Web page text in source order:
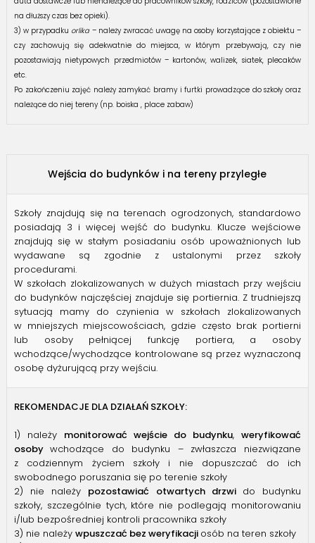
na dłuższy czas bez opieki).
3) w przypadku orlika – należy zwracać uwagę na osoby korzystające z obiektu –
czy zachowują się adekwatnie do miejsca, w którym przebywają, czy nie
pozostawiają nietypowych przedmiotów – kartonów, walizek, siatek, plecaków
etc.
Po zakończeniu zajęć należy zamykać bramy i furtki prowadzące do szkoły oraz
należące do niej tereny (np. boiska , place zabaw)
Wejścia do budynków i na tereny przyległe
Szkoły znajdują się na terenach ogrodzonych, standardowo
posiadają 3 i więcej wejść do budynku. Klucze wejściowe
znajdują się w stałym posiadaniu osób upoważnionych lub
wydawane są zgodnie z ustalonymi przez szkoły
procedurami.
W szkołach zlokalizowanych w dużych miastach przy wejściu
do budynków najczęściej znajduje się portiernia. Z trudniejszą
sytuacją mamy do czynienia w szkołach zlokalizowanych
w mniejszych miejscowościach, gdzie często brak portierni
lub osoby pełniącej funkcję portiera, a osoby
wchodzące/wychodzące kontrolowane są przez wyznaczoną
osobę dyżurującą przy wejściu.
REKOMENDACJE DLA DZIAŁAŃ SZKOŁY:
1) należy monitorować wejście do budynku, weryfikować
osobywchodzące do budynku – zwłaszcza niezwiązane
z codziennym życiem szkoły i nie dopuszczać do ich
swobodnego poruszania się po terenie szkoły
2) nie należy pozostawiać otwartych drzwi do budynku
szkoły, szczególnie tych, które nie podlegają monitorowaniu
i/lub bezpośredniej kontroli pracownika szkoły
3) nie należy wpuszczać bez weryfikacji osób na teren szkoły